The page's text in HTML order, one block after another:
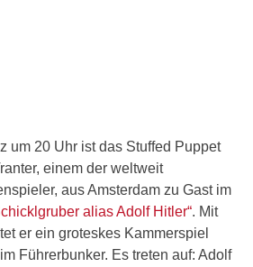
um 20 Uhr ist das Stuffed Puppet
einem der weltweit
aus Amsterdam zu Gast im
alias Adolf Hitler“. Mit
er ein groteskes Kammerspiel
Führerbunker. Es treten auf: Adolf